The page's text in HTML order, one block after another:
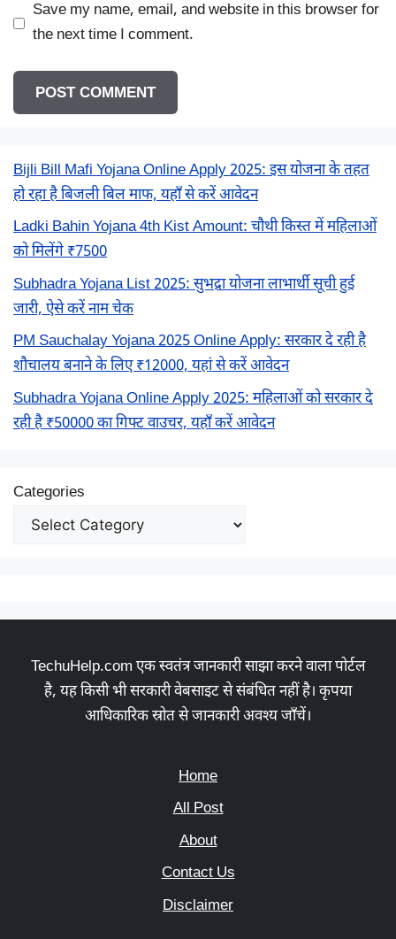
Save my name, email, and website in this browser for
the next time I comment.
Bijli Bill Mafi Yojana Online Apply 2025: इस योजना के तहत
हो रहा है बिजली बिल माफ, यहाँ से करें आवेदन
Ladki Bahin Yojana 4th Kist Amount: चौथी किस्त में महिलाओं
को मिलेंगे ₹7500
Subhadra Yojana List 2025: सुभद्रा योजना लाभार्थी सूची हुई
जारी, ऐसे करें नाम चेक
PM Sauchalay Yojana 2025 Online Apply: सरकार दे रही है
शौचालय बनाने के लिए ₹12000, यहां से करें आवेदन
Subhadra Yojana Online Apply 2025: महिलाओं को सरकार दे
रही है ₹50000 का गिफ्ट वाउचर, यहाँ करें आवेदन
Categories
TechuHelp.com एक स्वतंत्र जानकारी साझा करने वाला पोर्टल
है, यह किसी भी सरकारी वेबसाइट से संबंधित नहीं है। कृपया
आधिकारिक स्रोत से जानकारी अवश्य जाँचें।
Home
All Post
About
Contact Us
Disclaimer